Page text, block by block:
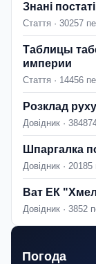
Знані
Стаття · 30257
Таблицы
империи
Стаття · 14456
Розклад
Довідник ·
Шпаргалка
Довідник · 20185
Ват ЕК
Довідник · 3852
Погода